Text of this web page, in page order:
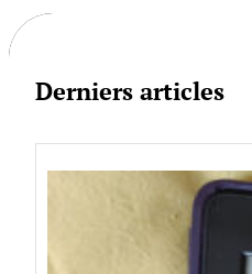
h
Derniers articles